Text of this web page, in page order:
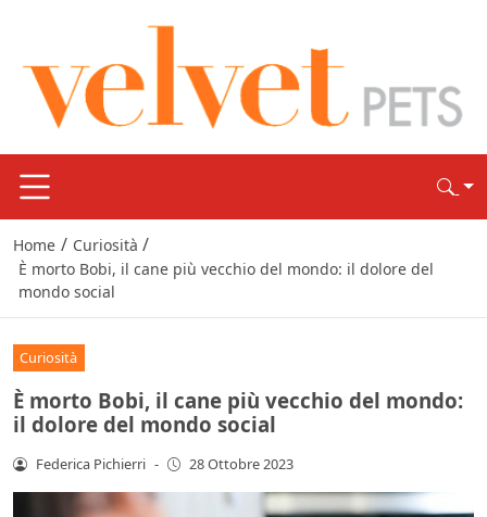
Home / Curiosità /
È morto Bobi, il cane più vecchio del mondo: il dolore del
mondo social
Curiosità
È morto Bobi, il cane più vecchio del mondo:
il dolore del mondo social
Federica Pichierri - 28 Ottobre 2023